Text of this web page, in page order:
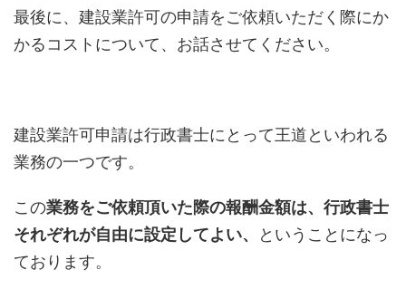
最後に、建設業許可の申請をご依頼いただく際にか
かるコストについて、お話させてください。
建設業許可申請は行政書士にとって王道といわれる
業務の一つです。
この業務をご依頼頂いた際の報酬金額は、行政書士
それぞれが自由に設定してよい、
ということになっ
ております。